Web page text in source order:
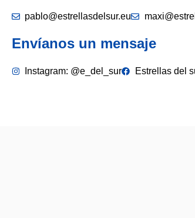
pablo@estrellasdelsur.eu
Envíanos un mensaje
Instagram: @e_del_sur Estrellas del